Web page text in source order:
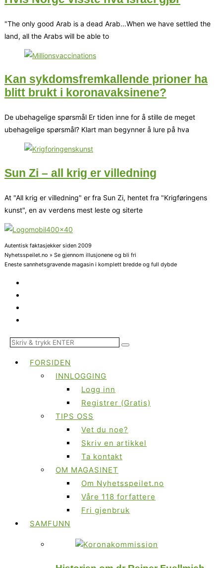
"The only good Arab is a dead Arab...When we have settled the
land, all the Arabs will be able to
Kan sykdomsfremkallende prioner ha
blitt brukt i koronavaksinene?
De ubehagelige spørsmål Er tiden inne for å stille de meget
ubehagelige spørsmål? Klart man begynner å lure på hva
Sun Zi – all krig er villedning
At "All krig er villedning" er fra Sun Zi, hentet fra "Krigføringens
kunst", en av verdens mest leste og siterte
Autentisk faktasjekker siden 2009
Nyhetsspeilet.no » Se gjennom illusjonene og bli fri
Eneste sannhetsgravende magasin i komplett bredde og full dybde
FORSIDEN
INNLOGGING
Logg inn
Registrer (Gratis)
TIPS OSS
Vet du noe?
Skriv en artikkel
Ta kontakt
OM MAGASINET
Om Nyhetsspeilet.no
Våre 118 forfattere
Fri gjenbruk
SAMFUNN